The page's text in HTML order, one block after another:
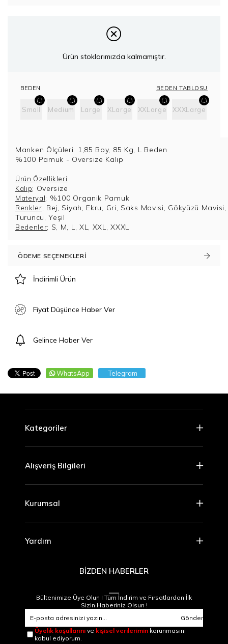
Ürün stoklarımızda kalmamıştır.
BEDEN BEDEN TABLOSU
Small Medium Large XLarge XXLarge XXXLarge
Manken Ölçüleri: 1,85 Boy, 85 Kg, L Beden
%100 Pamuk - Oversize Kalıp
Ürün Özellikleri:
Kalıp; Oversize
Materyal; %100 Organik Pamuk
Renkler; Bej, Siyah, Ekru, Gri, Saks Mavisi, Gökyüzü Mavisi,
Turuncu, Yeşil
Bedenler; S, M, L, XL, XXL, XXXL
ÖDEME SEÇENEKLERI
İndirimli Ürün
Fiyat Düşünce Haber Ver
Gelince Haber Ver
WhatsApp Telegram
Kategoriler
Alışveriş Bilgileri
Kurumsal
Yardım
BİZDEN HABERLER
Bültenimize Üye Olun ! Tüm İndirim ve Fırsatlardan İlk
Sizin Haberiniz Olsun !
Gönder
Üyelik koşullarını ve kişisel verilerimin korunmasını
kabul ediyorum.